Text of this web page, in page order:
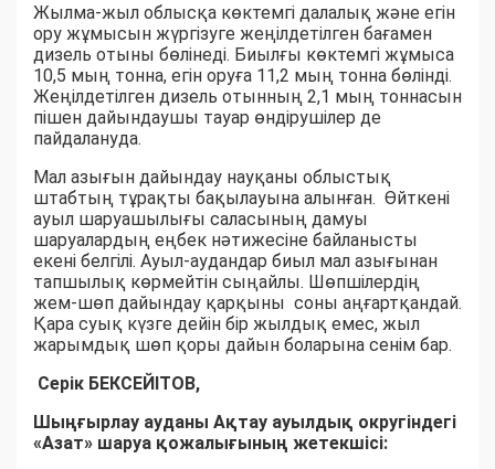
Жылма-жыл облысқа көктемгі далалық және егін
ору жұмысын жүргізуге жеңілдетілген бағамен
дизель отыны бөлінеді. Биылғы көктемгі жұмыса
10,5 мың тонна, егін оруға 11,2 мың тонна бөлінді.
Жеңілдетілген дизель отынның 2,1 мың тоннасын
пішен дайындаушы тауар өндірушілер де
пайдалануда.
Мал азығын дайындау науқаны облыстық
штабтың тұрақты бақылауына алынған. Өйткені
ауыл шаруашылығы саласының дамуы
шаруалардың еңбек нәтижесіне байланысты
екені белгілі. Ауыл-аудандар биыл мал азығынан
тапшылық көрмейтін сыңайлы. Шөпшілердің
жем-шөп дайындау қарқыны соны аңғартқандай.
Қара суық күзге дейін бір жылдық емес, жыл
жарымдық шөп қоры дайын боларына сенім бар.
Серік БЕКСЕЙІТОВ,
Шыңғырлау ауданы Ақтау ауылдық округіндегі
«Азат» шаруа қожалығының жетекшісі: